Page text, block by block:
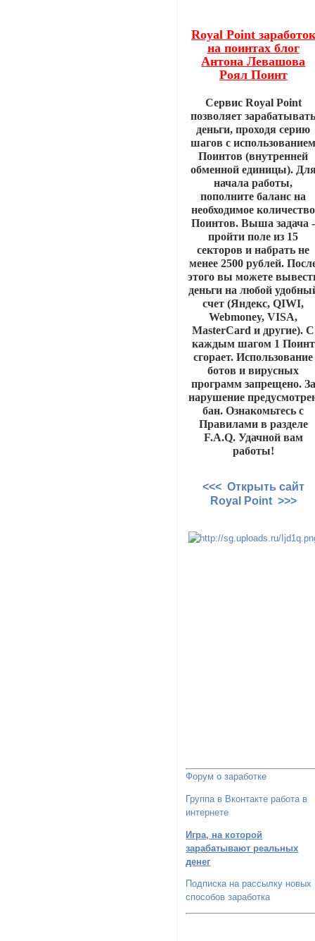
Royal Point заработок
на поинтах блог
Антона Левашова
Роял Поинт
Сервис Royal Point
позволяет
деньги, проходя серию
шагов с
Поинтов (внутренней
обменной единицы).
начала работы,
пополните баланс на
необходимое количество
Поинтов. Выша задача -
пройти поле из 15
секторов и набрать не
менее 2500 рублей.
этого вы можете
деньги на любой
счет (Яндекс, QIWI,
Webmoney, VISA,
MasterCard и другие). С
каждым шагом 1 Поинт
сгорает. Использование
ботов и вирусных
программ запрещено. За
нарушение
бан. Ознакомьтесь с
Правилами в разделе
F.A.Q. Удачной вам
работы!
<<< Открыть сайт
Royal Point >>>
Форум о заработке
Группа в Вконтакте работа в
интернете
Игра, на которой
зарабатывают реальных
денег
Подписка на рассылку новых
способов заработка